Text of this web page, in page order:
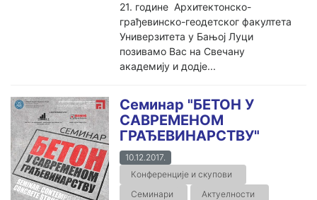
21. године Архитектонско-
грађевинско-геодетског факултета
Универзитета у Бањој Луци
позивамо Вас на Свечану
aкадемију и додје...
Семинар "БЕТОН У
САВРЕМЕНОМ
ГРАЂЕВИНАРСТВУ"
10.12.2017.
Конференције и скупови
Семинари
Актуелности